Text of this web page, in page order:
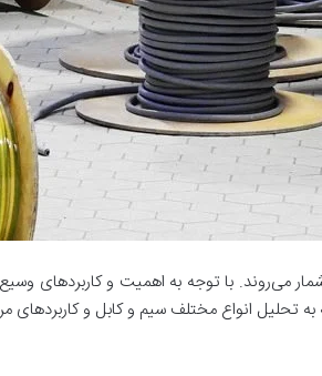
می‌روند. با توجه به اهمیت و کاربردهای وسیع
تحلیل انواع مختلف سیم و کابل و